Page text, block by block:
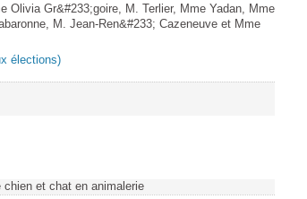
Olivia Gr&#233;goire, M. Terlier, Mme Yadan, Mme
M. Jean-Ren&#233; Cazeneuve et Mme
élections)
et chat en animalerie